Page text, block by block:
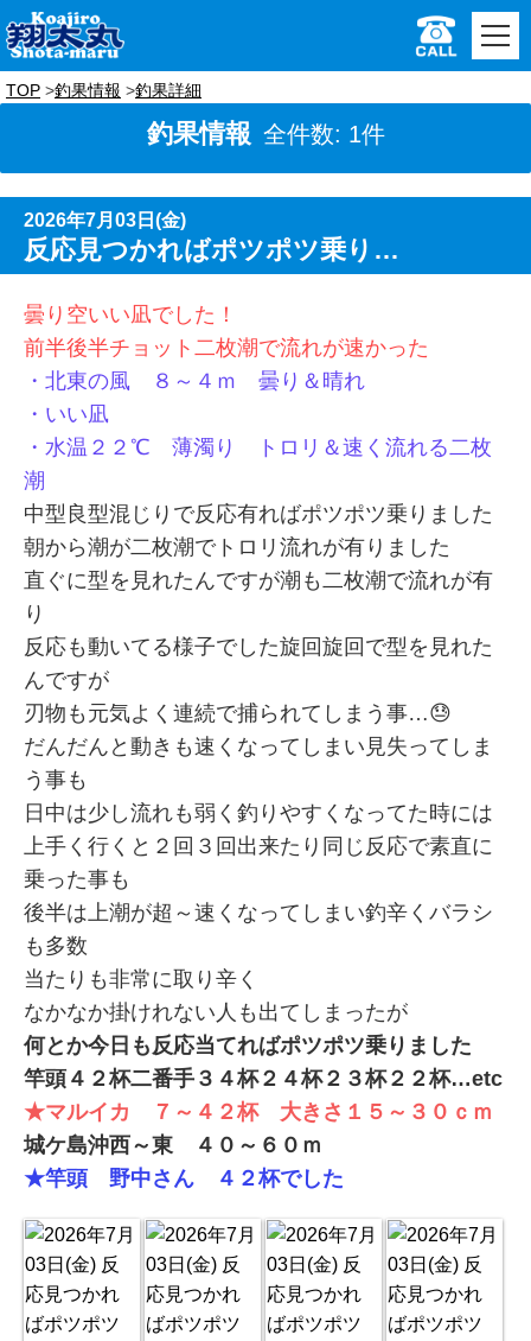
TOP 釣果情報 釣果詳細
釣果情報 全件数: 1件
2026年7月03日(金)
反応見つかればポツポツ乗り…
曇り空いい凪でした！
前半後半チョット二枚潮で流れが速かった
・北東の風 ８～４ｍ 曇り＆晴れ
・いい凪
・水温２２℃ 薄濁り トロリ＆速く流れる二枚
潮
中型良型混じりで反応有ればポツポツ乗りました
朝から潮が二枚潮でトロリ流れが有りました
直ぐに型を見れたんですが潮も二枚潮で流れが有
り
反応も動いてる様子でした旋回旋回で型を見れた
んですが
刃物も元気よく連続で捕られてしまう事…😓
だんだんと動きも速くなってしまい見失ってしま
う事も
日中は少し流れも弱く釣りやすくなってた時には
上手く行くと２回３回出来たり同じ反応で素直に
乗った事も
後半は上潮が超～速くなってしまい釣辛くバラシ
も多数
当たりも非常に取り辛く
なかなか掛けれない人も出てしまったが
何とか今日も反応当てればポツポツ乗りました
竿頭４２杯二番手３４杯２４杯２３杯２２杯…etc
★マルイカ ７～４２杯 大きさ１５～３０ｃｍ
城ケ島沖西～東 ４０～６０ｍ
★竿頭 野中さん ４２杯でした